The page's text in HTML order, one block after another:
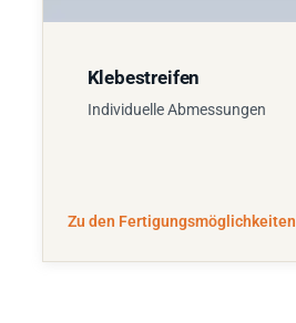
Klebestreifen
Individuelle Abmessungen
Zu den Fertigungsmöglichkeiten